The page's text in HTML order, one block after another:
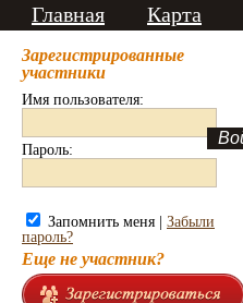
Главная Карта
Зарегистрированные
участники
Имя пользователя:
Пароль:
Запомнить меня | Забыли
пароль?
Еще не участник?